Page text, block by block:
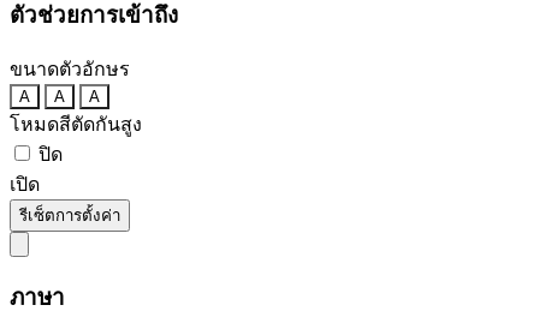
ตัวช่วยการเข้าถึง
ขนาดตัวอักษร
A A A
โหมดสีตัดกันสูง
ปิด
เปิด
รีเซ็ตการตั้งค่า
ภาษา